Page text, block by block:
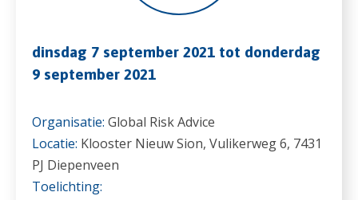
dinsdag 7 september 2021 tot donderdag
9 september 2021
Organisatie: Global Risk Advice
Locatie: Klooster Nieuw Sion, Vulikerweg 6, 7431
PJ Diepenveen
Toelichting: